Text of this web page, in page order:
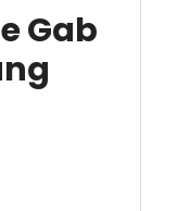
Gab